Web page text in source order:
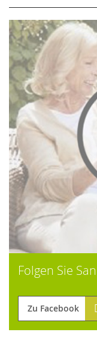
Folgen Sie
Zu Facebook